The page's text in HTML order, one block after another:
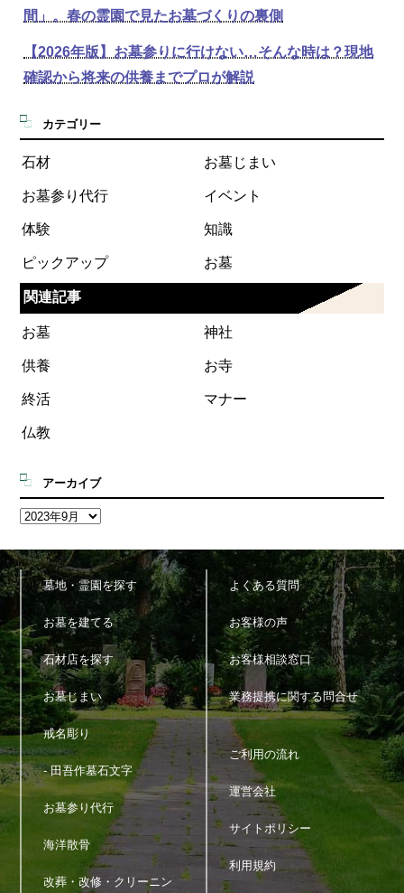
間」。春の霊園で見たお墓づくりの裏側
【2026年版】お墓参りに行けない…そんな時は？現地
確認から将来の供養までプロが解説
カテゴリー
石材 お墓じまい
お墓参り代行 イベント
体験 知識
ピックアップ お墓
関連記事
お墓 神社
供養 お寺
終活 マナー
仏教
アーカイブ
墓地・霊園を探す
お墓を建てる
石材店を探す
お墓じまい
戒名彫り
- 田吾作墓石文字
お墓参り代行
海洋散骨
改葬・改修・クリーニン
よくある質問
お客様の声
お客様相談窓口
業務提携に関する問合せ
ご利用の流れ
運営会社
サイトポリシー
利用規約